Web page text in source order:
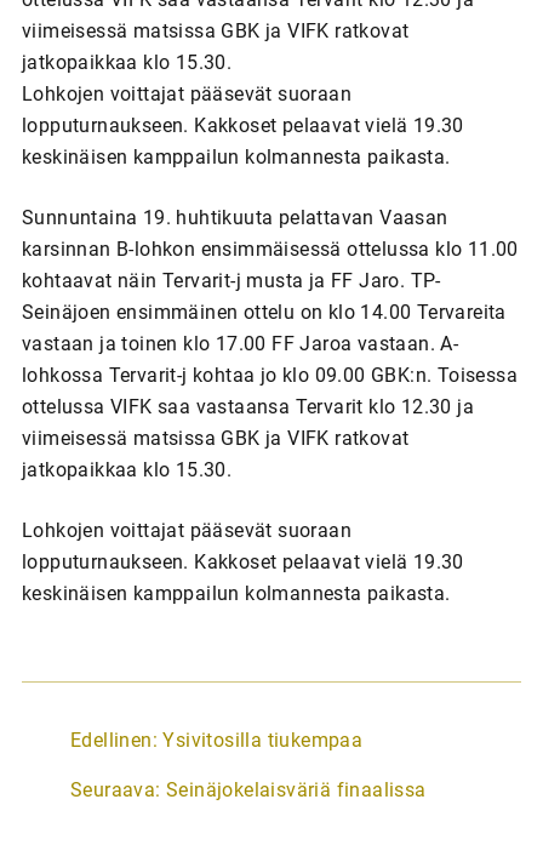
viimeisessä matsissa GBK ja VIFK ratkovat
jatkopaikkaa klo 15.30.
Lohkojen voittajat pääsevät suoraan
lopputurnaukseen. Kakkoset pelaavat vielä 19.30
keskinäisen kamppailun kolmannesta paikasta.
Sunnuntaina 19. huhtikuuta pelattavan Vaasan
karsinnan B-lohkon ensimmäisessä ottelussa klo 11.00
kohtaavat näin Tervarit-j musta ja FF Jaro. TP-
Seinäjoen ensimmäinen ottelu on klo 14.00 Tervareita
vastaan ja toinen klo 17.00 FF Jaroa vastaan. A-
lohkossa Tervarit-j kohtaa jo klo 09.00 GBK:n. Toisessa
ottelussa VIFK saa vastaansa Tervarit klo 12.30 ja
viimeisessä matsissa GBK ja VIFK ratkovat
jatkopaikkaa klo 15.30.
Lohkojen voittajat pääsevät suoraan
lopputurnaukseen. Kakkoset pelaavat vielä 19.30
keskinäisen kamppailun kolmannesta paikasta.
A
t
Edellinen: Ysivitosilla tiukempaa
Seuraava: Seinäjokelaisväriä finaalissa